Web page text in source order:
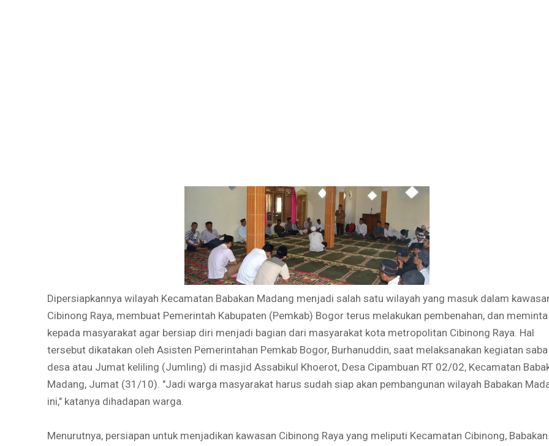
Dipersiapkannya wilayah Kecamatan Babakan Madang menjadi salah satu wilayah yang masuk dalam
Cibinong Raya, membuat Pemerintah Kabupaten (Pemkab) Bogor terus melakukan pembenahan, dan meminta
kepada masyarakat agar bersiap diri menjadi bagian dari masyarakat kota metropolitan Cibinong Raya. Hal
tersebut dikatakan oleh Asisten Pemerintahan Pemkab Bogor, Burhanuddin, saat melaksanakan kegiatan saba
desa atau Jumat keliling (Jumling) di masjid Assabikul Khoerot, Desa Cipambuan RT 02/02, Kecamatan
Madang, Jumat (31/10). "Jadi warga masyarakat harus sudah siap akan pembangunan wilayah Babakan
ini," katanya dihadapan warga.
Menurutnya, persiapan untuk menjadikan kawasan Cibinong Raya yang meliputi Kecamatan Cibinong, Babakan